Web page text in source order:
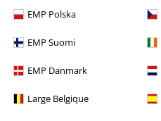
EMP Polska
EMP Suomi
EMP Danmark
Large Belgique